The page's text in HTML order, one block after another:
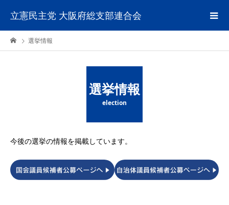
立憲民主党 大阪府総支部連合会
選挙情報
選挙情報
election
今後の選挙の情報を掲載しています。